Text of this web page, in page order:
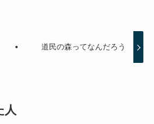
道民の森ってなんだろう
人